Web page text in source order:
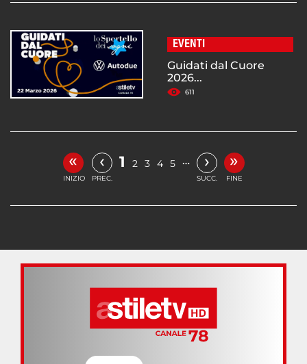
EVENTI
Guidati dal Cuore
2026...
611
«
INIZIO
‹
PREC.
1 2 3 4 5 … ›
SUCC.
»
FINE